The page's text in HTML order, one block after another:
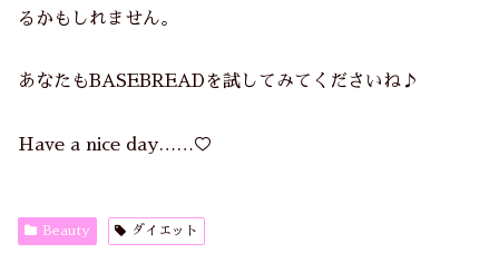
るかもしれません。
あなたもBASEBREADを試してみてくださいね♪
Have a nice day……♡
Beauty ダイエット